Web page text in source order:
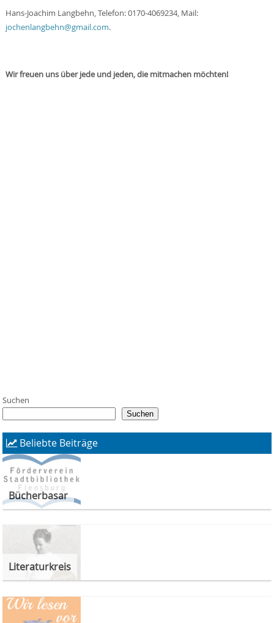
Hans-Joachim Langbehn, Telefon: 0170-4069234, Mail:
jochenlangbehn@gmail.com.
Wir freuen uns über jede und jeden, die mitmachen möchten!
Suchen
Suchen
Beliebte Beiträge
Bücherbasar
Literaturkreis